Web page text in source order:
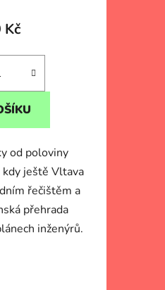
Kč
od poloviny
ještě Vltava
řečištěm a
přehrada
inženýrů.